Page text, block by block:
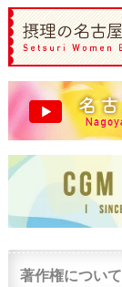
著作権について